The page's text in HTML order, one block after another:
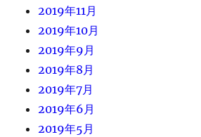
2019年11月
2019年10月
2019年9月
2019年8月
2019年7月
2019年6月
2019年5月